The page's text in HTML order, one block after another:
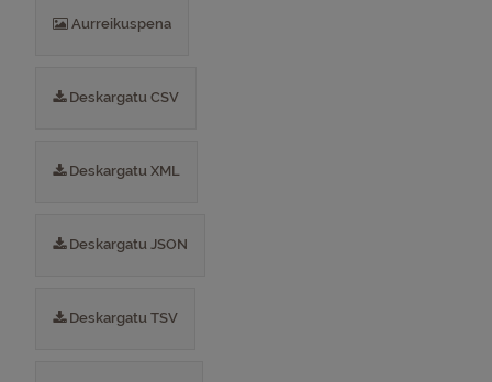
Aurreikuspena
Deskargatu CSV
Deskargatu XML
Deskargatu JSON
Deskargatu TSV